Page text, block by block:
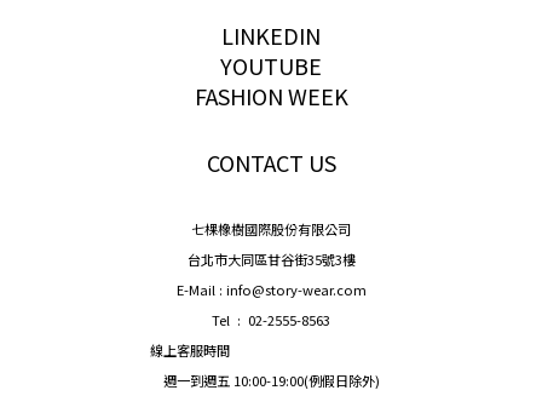
LINKEDIN
YOUTUBE
FASHION WEEK
CONTACT US
七棵橡樹國際股份有限公司
台北市大同區甘谷街35號3樓
E-Mail : info@story-wear.com
Tel : 02-2555-8563
線上客服時間
週一到週五 10:00-19:00(例假日除外)